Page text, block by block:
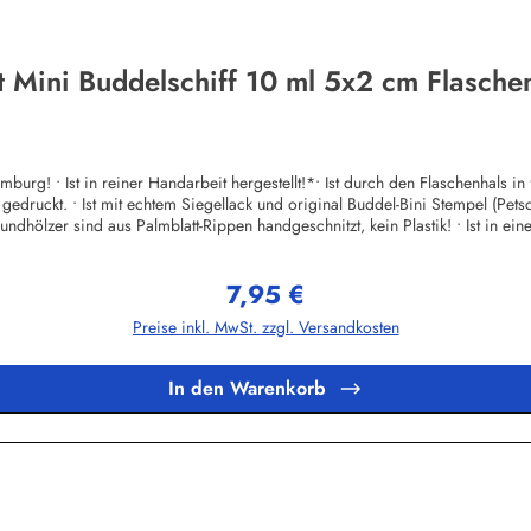
Mini Buddelschiff 10 ml 5x2 cm
• Ist in reiner Handarbeit hergestellt!*• Ist durch den Flaschenhals
• Ist mit echtem Siegellack und original Buddel-Bini Stempel
sind aus Palmblatt-Rippen handgeschnitzt, kein Plastik! • Ist in
kleinen Familienbetrieb auf den Philippinen, meine Frau, seit
Familie oder Nachbarschaft. Alle festen Mitarbeiter werden über den
von Produktion bis zum Endverkauf innerhalb der Familie
Philippinen! Einen Teil unseres Umsatzes verwenden wir auf privater
hauptsächlich im landwirtschaftlichen Bereich.
Regulärer Preis:
7,95 €
Preise inkl. MwSt. zzgl. Versandkosten
In den Warenkorb